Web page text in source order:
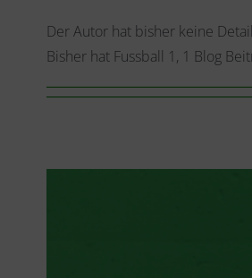
Der Autor hat bisher keine
Bisher hat Fussball 1, 1 Blog